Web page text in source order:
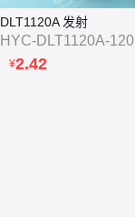
DLT1120A 发射
HYC-DLT1120A-120
¥2.42